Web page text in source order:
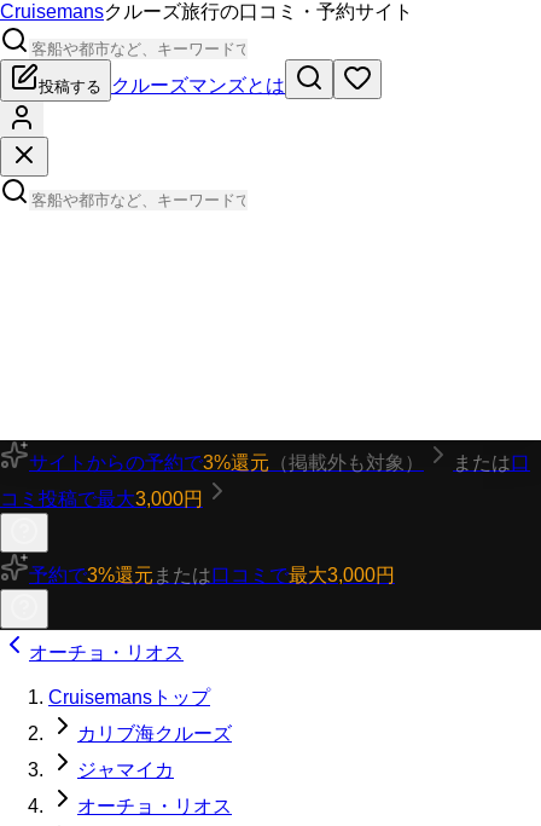
Cruisemansクルーズ旅行の口コミ・予約サイト
投稿する クルーズマンズとは
サイトからの予約で3%還元 （掲載外も対象） または口
コミ投稿で最大3,000円
予約で3%還元 または口コミで最大3,000円
オーチョ・リオス
Cruisemansトップ
カリブ海クルーズ
ジャマイカ
オーチョ・リオス